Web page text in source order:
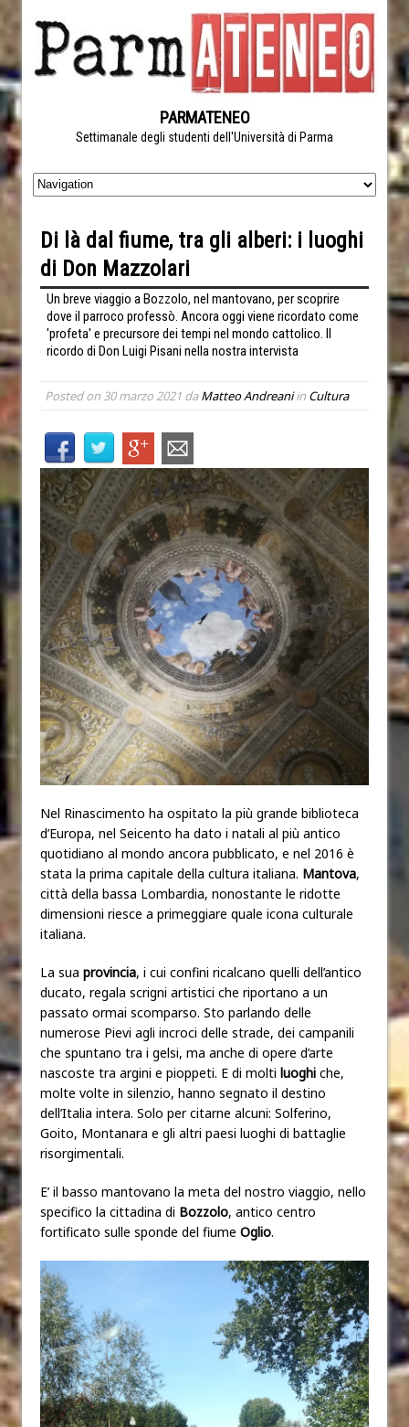
PARMATENEO
Settimanale degli studenti dell'Università di Parma
Di là dal fiume, tra gli alberi: i luoghi
di Don Mazzolari
Un breve viaggio a Bozzolo, nel mantovano, per scoprire
dove il parroco professò. Ancora oggi viene ricordato come
'profeta' e precursore dei tempi nel mondo cattolico. Il
ricordo di Don Luigi Pisani nella nostra intervista
Posted on 30 marzo 2021 daMatteo Andreaniin Cultura
Nel Rinascimento ha ospitato la più grande biblioteca
d’Europa, nel Seicento ha dato i natali al più antico
quotidiano al mondo ancora pubblicato, e nel 2016 è
stata la prima capitale della cultura italiana. Mantova,
città della bassa Lombardia, nonostante le ridotte
dimensioni riesce a primeggiare quale icona culturale
italiana.
La sua provincia, i cui confini ricalcano quelli dell’antico
ducato, regala scrigni artistici che riportano a un
passato ormai scomparso. Sto parlando delle
numerose Pievi agli incroci delle strade, dei campanili
che spuntano tra i gelsi, ma anche di opere d’arte
nascoste tra argini e pioppeti. E di molti luoghi che,
molte volte in silenzio, hanno segnato il destino
dell’Italia intera. Solo per citarne alcuni: Solferino,
Goito, Montanara e gli altri paesi luoghi di battaglie
risorgimentali.
E’ il basso mantovano la meta del nostro viaggio, nello
specifico la cittadina di Bozzolo, antico centro
fortificato sulle sponde del fiume Oglio.